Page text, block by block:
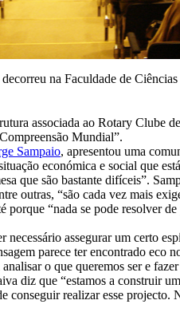
na Faculdade de Ciências
associada ao Rotary Clube
Mundial”.
Sampaio, apresentou uma
económica e social que
que são bastante difíceis”.
outras, “são cada vez mais
porque “nada se pode resolver de
assegurar um certo
parece ter encontrado eco
o que queremos ser e fazer
diz que “estamos a construir
conseguir realizar esse projecto.